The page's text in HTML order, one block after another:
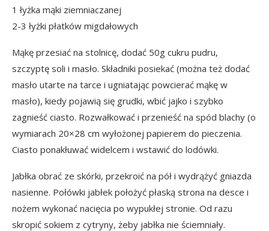
1 łyżka mąki ziemniaczanej
2-3 łyżki płatków migdałowych
Mąkę przesiać na stolnicę, dodać 50g cukru pudru,
szczyptę soli i masło. Składniki posiekać (można też dodać
masło utarte na tarce i ugniatając powcierać mąkę w
masło), kiedy pojawią się grudki, wbić jajko i szybko
zagnieść ciasto. Rozwałkować i przenieść na spód blachy (o
wymiarach 20×28 cm wyłożonej papierem do pieczenia.
Ciasto ponakłuwać widelcem i wstawić do lodówki.
Jabłka obrać ze skórki, przekroić na pół i wydrążyć gniazda
nasienne. Połówki jabłek położyć płaską strona na desce i
nożem wykonać nacięcia po wypukłej stronie. Od razu
skropić sokiem z cytryny, żeby jabłka nie ściemniały.